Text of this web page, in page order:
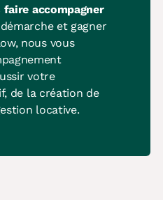
faire accompagner
et gagner
nous vous
votre
de la création de
locative.